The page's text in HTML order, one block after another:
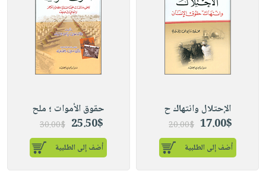
الإحتلال وانتهاك ح
17.00$
20.00$
أضف إلى الطلبية
حقوق الأموات ؛ ملح
25.50$
30.00$
أضف إلى الطلبية